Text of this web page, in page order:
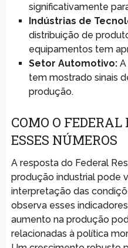
significativamente
Indústrias de
distribuição de
equipamentos tem
Setor Automotivo:A
tem mostrado sinais
produção.
COMO O FEDERAL
ESSES NÚMEROS
A resposta do Federal
produção industrial pode
interpretação das
observa esses
aumento na produção
relacionadas à política